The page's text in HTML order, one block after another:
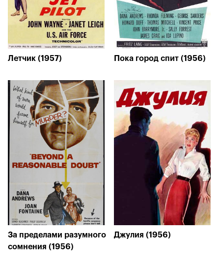
Летчик (1957) Пока город спит (1956)
За пределами разумного
сомнения (1956)
Джулия (1956)